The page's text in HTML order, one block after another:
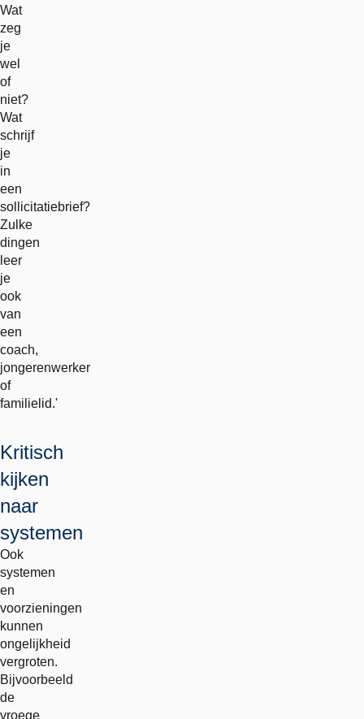
Wat
zeg
je
wel
of
niet?
Wat
schrijf
je
in
een
sollicitatiebrief?
Zulke
dingen
leer
je
ook
van
een
coach,
jongerenwerker
of
familielid.'
Kritisch
kijken
naar
systemen
Ook
systemen
en
voorzieningen
kunnen
ongelijkheid
vergroten.
Bijvoorbeeld
de
vroege